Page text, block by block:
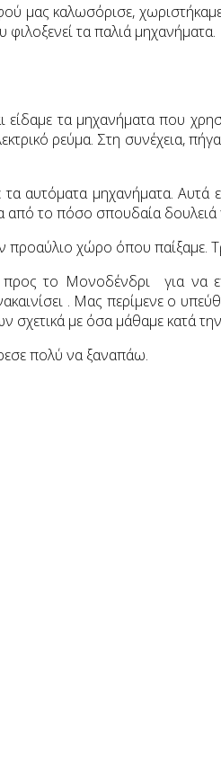
μας καλωσόρισε,
τα παλιά
τα μηχανήματα που
ρεύμα. Στη συνέχεια,
αυτόματα μηχανήματα.
το πόσο σπουδαία δουλειά
προαύλιο χώρο όπου
το Μονοδένδρι για να
. Μας περίμενε ο
σχετικά με όσα μάθαμε κατά
πολύ να ξαναπάω.